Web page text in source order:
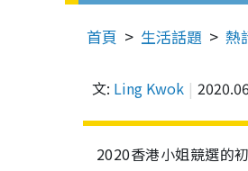
首頁 生活話題 熱
文: Ling Kwok
2020香港小姐競選的